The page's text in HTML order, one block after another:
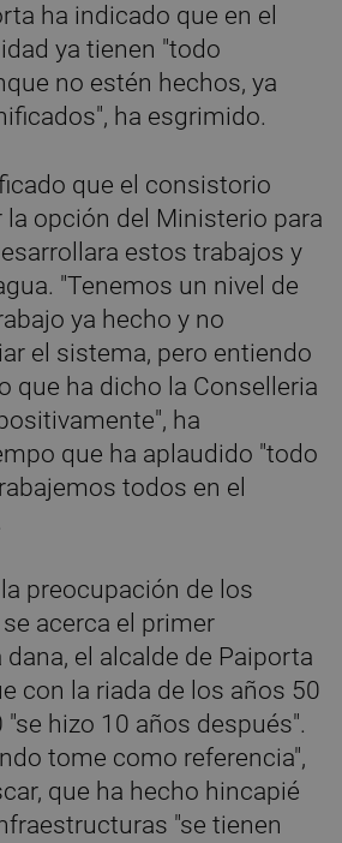
ha indicado que en el
ya tienen "todo
no estén hechos, ya
ha esgrimido.
que el consistorio
la opción del Ministerio para
estos trabajos y
"Tenemos un nivel de
ya hecho y no
el sistema, pero entiendo
que ha dicho la Conselleria
ha
que ha aplaudido "todo
todos en el
preocupación de los
acerca el primer
el alcalde de Paiporta
con la riada de los años 50
"se hizo 10 años después".
tome como referencia",
que ha hecho hincapié
"se tienen